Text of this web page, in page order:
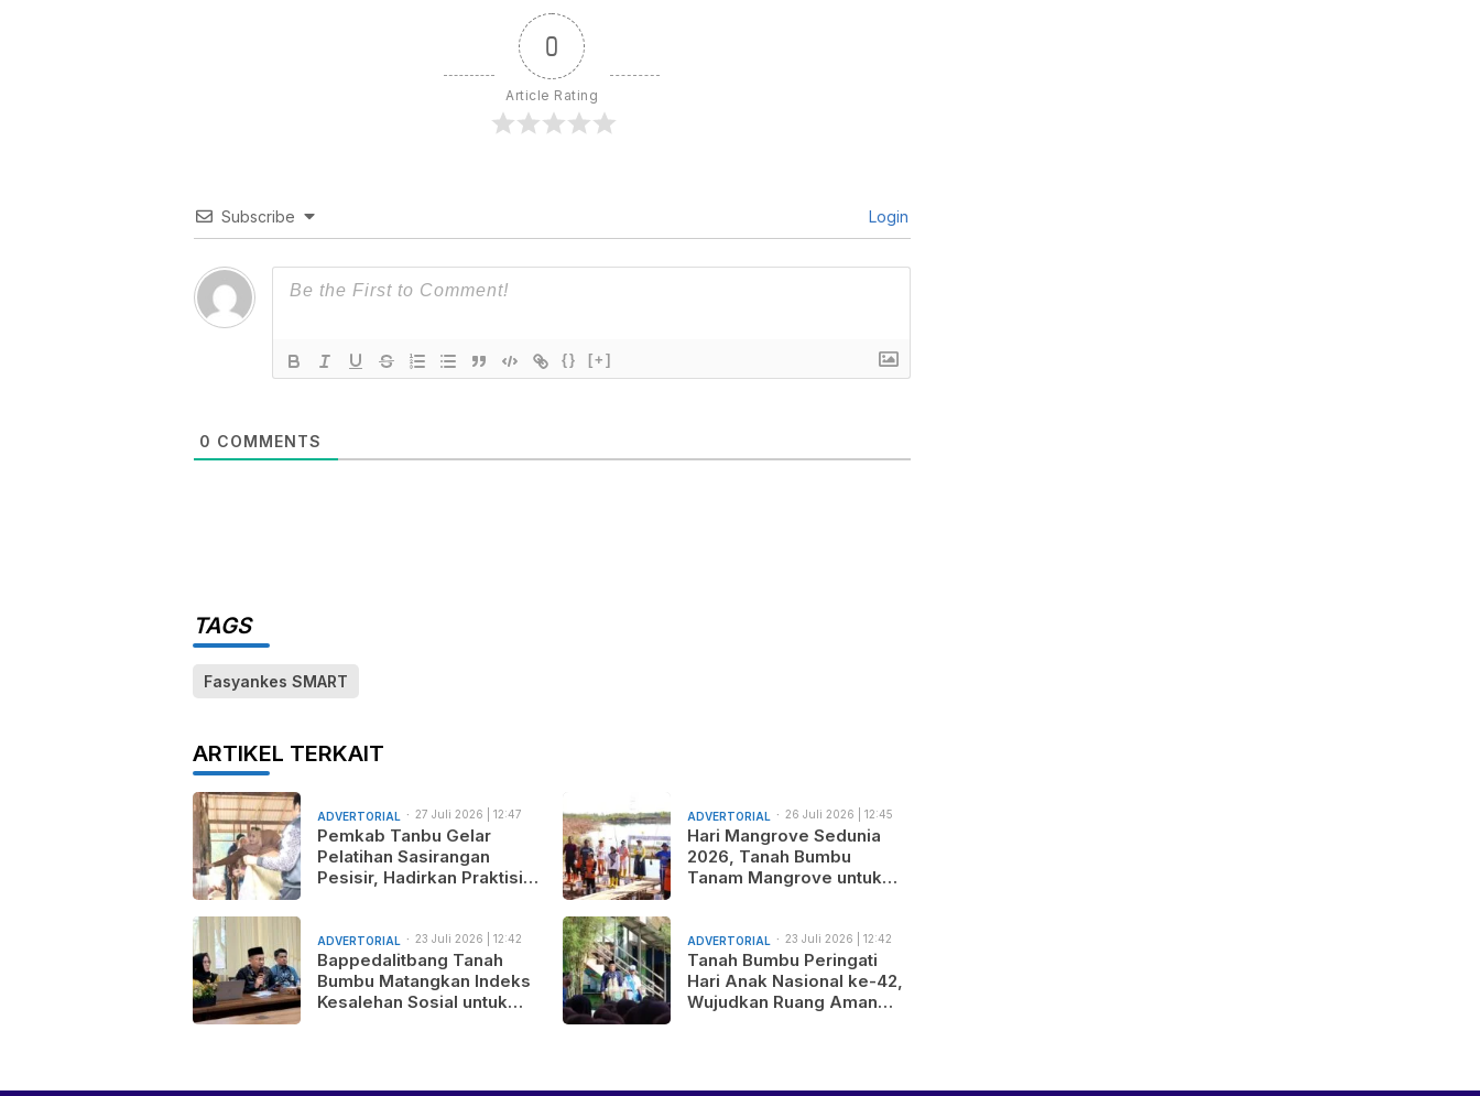
0
Article Rating
Subscribe Login
{} [+]
0 COMMENTS
TAGS
Fasyankes SMART
ARTIKEL TERKAIT
ADVERTORIAL
27 Juli 2026 | 12:47
am
Pemkab Tanbu Gelar
Pelatihan Sasirangan
Pesisir, Hadirkan Praktisi
Pemasaran Produk
ADVERTORIAL
26 Juli 2026 | 12:45
am
Hari Mangrove Sedunia
2026, Tanah Bumbu
Tanam Mangrove untuk
ADVERTORIAL
23 Juli 2026 | 12:42
am
Bappedalitbang Tanah
Bumbu Matangkan Indeks
Kesalehan Sosial untuk
ADVERTORIAL
23 Juli 2026 | 12:42
am
Tanah Bumbu Peringati
Hari Anak Nasional ke-42,
Wujudkan Ruang Aman